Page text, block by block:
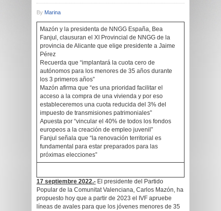
By Marina
Mazón y la presidenta de NNGG España, Bea
Fanjul, clausuran el XI Provincial de NNGG de la
provincia de Alicante que elige presidente a Jaime
Pérez
Recuerda que “implantará la cuota cero de
autónomos para los menores de 35 años durante
los 3 primeros años”
Mazón afirma que “es una prioridad facilitar el
acceso a la compra de una vivienda y por eso
estableceremos una cuota reducida del 3% del
impuesto de transmisiones patrimoniales”
Apuesta por “vincular el 40% de todos los fondos
europeos a la creación de empleo juvenil”
Fanjul señala que “la renovación territorial es
fundamental para estar preparados para las
próximas elecciones”
17 septiembre 2022.- El presidente del Partido
Popular de la Comunitat Valenciana, Carlos Mazón, ha
propuesto hoy que a partir de 2023 el IVF apruebe
líneas de avales para que los jóvenes menores de 35